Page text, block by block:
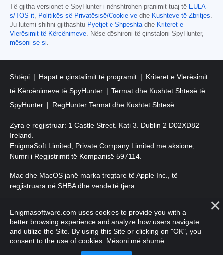
Të gjitha versionet e SpyHunter i nënshtrohen pranimit tuaj të EULA-
s/TOS-it, Politikës së Privatësisë/Cookie-ve dhe Kushteve të Zbritjes.
Ju lutemi shihni gjithashtu Pyetjet e Shpeshtadhe Kriteret e
Vlerësimit të Kërcënimeve. Nëse dëshironi të çinstaloni SpyHunter,
mësoni se si.
Shtëpi Hapat e çinstalimit të programit
Kriteret e Vlerësimit
të Kërcënimeve të SpyHunter
Termat dhe Kushtet Shtesë të
SpyHunter
RegHunter Termat dhe Kushtet Shtesë
Zyra e regjistruar: 1 Castle Street, Kati 3, Dublin 2 D02XD82
Ireland.
EnigmaSoft Limited, Private Company Limited me aksione,
Numri i Regjistrimit të Kompanisë 597114.
Mac dhe MacOS janë marka tregtare të Apple Inc., të
regjistruara në SHBA dhe vende të tjera.
. EnigmaSoft Ltd. Të gjitha të drejtat
e rezervuara.
Enigmasoftware.com uses cookies to provide you with a
better browsing experience and analyze how users navigate
and utilize the Site. By using this Site or clicking on "OK", you
consent to the use of cookies. Mësoni më shumë